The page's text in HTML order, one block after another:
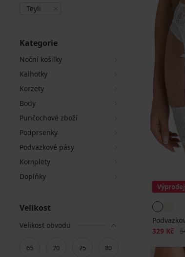
Teyli
Kategorie
Noční košilky
Kalhotky
Korzety
Body
Punčochové zboží
Podprsenky
Podvazkové pásy
Komplety
Doplňky
Velikost
Velikost obvodu
65 70 75 80
Výprodej
Sleva
329 Kč